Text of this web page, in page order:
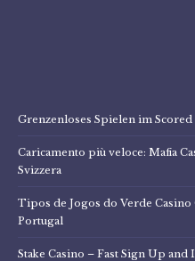
Grenzenloses Spielen im
Caricamento più veloce: Mafia
Svizzera
Tipos de Jogos do Verde Casino
Portugal
Stake Casino – Fast Sign Up